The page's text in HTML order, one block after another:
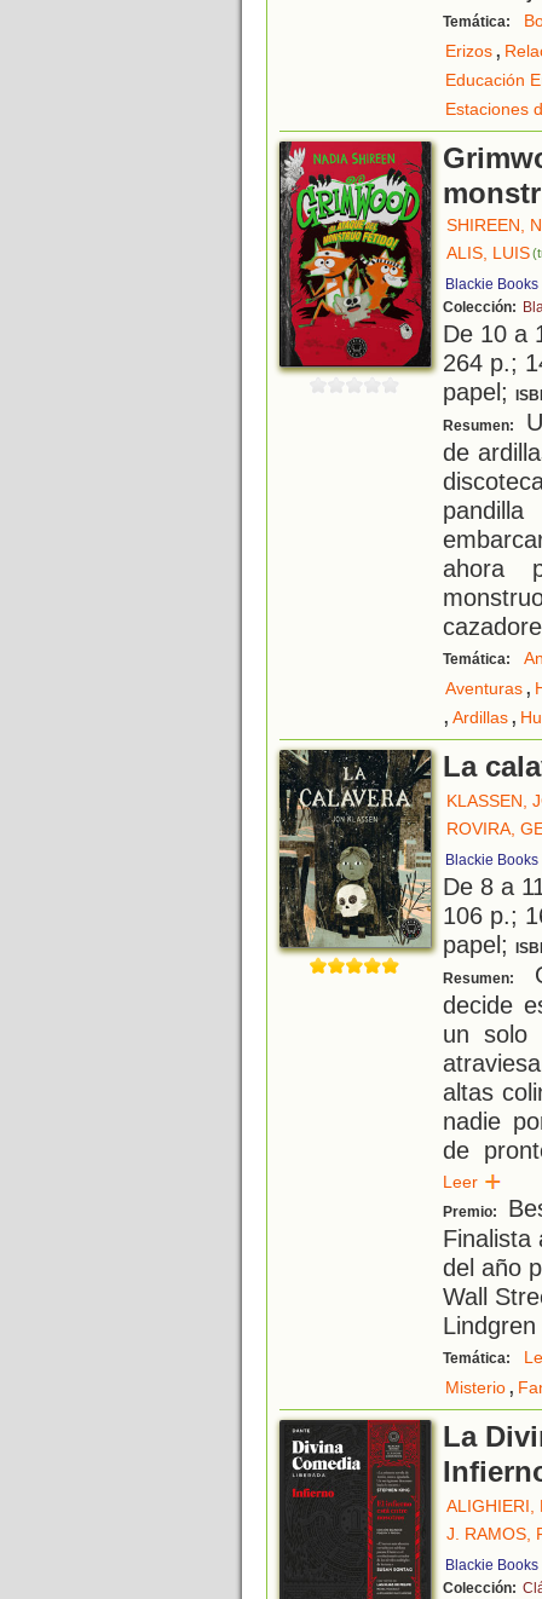
Temática:
Erizos,
Educación
Estaciones
SHIREEN,
ALIS, LUIS
Blackie Books
Colección:
De 10 a
264 p.;
papel;
Resumen:
de
ahora
Temática:
Aventuras,
, Ardillas,
La
KLASSEN,
ROVIRA,
Blackie Books
De 8 a
106 p.;
papel;
Resumen:
decide
un solo
altas
nadie
de
Leer
Premio:
Finalista
del año
Wall
Temática:
Misterio,
La
ALIGHIERI,
J. RAMOS,
Blackie Books
Colección: